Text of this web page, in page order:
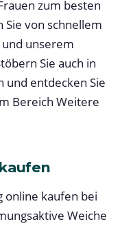
zum besten
von schnellem
unserem
Sie auch in
und entdecken Sie
Bereich Weitere
online kaufen bei
Weiche